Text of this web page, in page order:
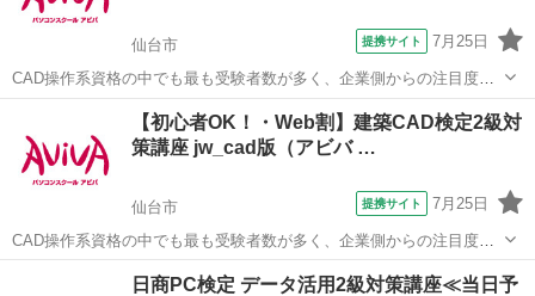
仙台市 提携サイト 7月25日
CAD操作系資格の中でも最も受験者数が多く、企業側からの注目度の
高い人気資格である建築CAD検定試験2級の取得を目指す対策講座で
その他
【初心者OK！・Web割】建築CAD検定2級対
策講座 jw_cad版（アビバ …
仙台市 提携サイト 7月25日
CAD操作系資格の中でも最も受験者数が多く、企業側からの注目度の
高い人気資格である建築CAD検定試験2級の取得を目指す対策講座で
仙台市 その他
日商PC検定 データ活用2級対策講座≪当日予